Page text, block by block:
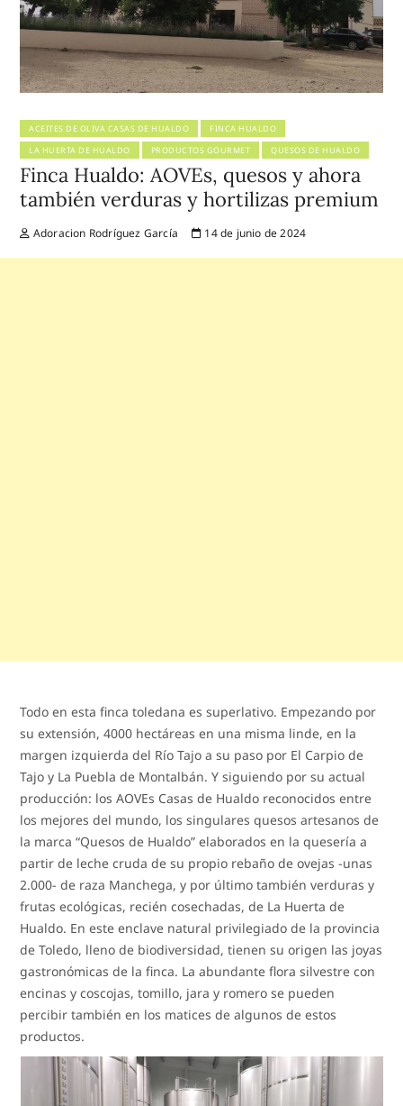
ACEITES DE OLIVA CASAS DE HUALDO
FINCA HUALDO
LA HUERTA DE HUALDO
PRODUCTOS GOURMET QUESOS DE HUALDO
Finca Hualdo: AOVEs, quesos y ahora
también verduras y hortilizas premium
Adoracion Rodríguez García 14 de junio de 2024
Todo en esta finca toledana es superlativo. Empezando por
su extensión, 4000 hectáreas en una misma linde, en la
margen izquierda del Río Tajo a su paso por El Carpio de
Tajo y La Puebla de Montalbán. Y siguiendo por su actual
producción: los AOVEs Casas de Hualdo reconocidos entre
los mejores del mundo, los singulares quesos artesanos de
la marca “Quesos de Hualdo” elaborados en la quesería a
partir de leche cruda de su propio rebaño de ovejas -unas
2.000- de raza Manchega, y por último también verduras y
frutas ecológicas, recién cosechadas, de La Huerta de
Hualdo. En este enclave natural privilegiado de la provincia
de Toledo, lleno de biodiversidad, tienen su origen las joyas
gastronómicas de la finca. La abundante flora silvestre con
encinas y coscojas, tomillo, jara y romero se pueden
percibir también en los matices de algunos de estos
productos.